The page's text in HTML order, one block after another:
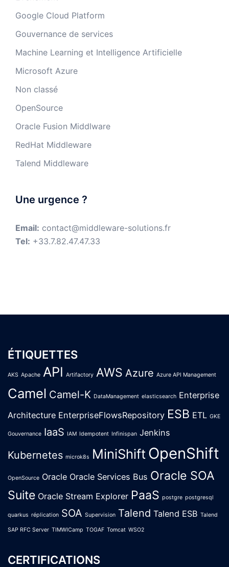
Google Cloud Platform
Gouvernance de services
Machine Learning et Intelligence Artificielle
Microsoft Azure
Non classé
OpenSource
Oracle Fusion Middlware
RedHat Middleware
Talend Middleware
Une urgence ?
Email: contact@middleware-solutions.fr
Tel: +33.7.82.47.47.33
ÉTIQUETTES
AKS Apache API Artifactory AWS Azure Azure API Management
Camel Camel-K DataManagement elasticsearch Enterprise
Architecture EnterpriseFlowsRepository ESB ETL GKE
Gouvernance IaaS IAM Idempotent Infinispan Jenkins
Kubernetes microk8s MiniShift OpenShift
OpenSource Oracle Oracle Services Bus Oracle SOA
Suite Oracle Stream Explorer PaaS postgre postgresql
quarkus réplication SOA Supervision Talend Talend ESB Talend
SAP RFC Server TIMWICamp TOGAF Tomcat WSO2
CERTIFICATIONS